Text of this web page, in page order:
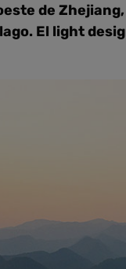
de
El light